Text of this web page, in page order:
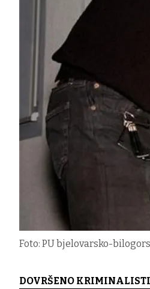
Foto: PU bjelovarsko-
DOVRŠENO